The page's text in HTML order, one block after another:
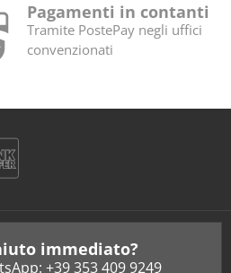
Pagamenti in contanti
Tramite PostePay negli uffici
convenzionati
immediato?
+39 353 409 9249